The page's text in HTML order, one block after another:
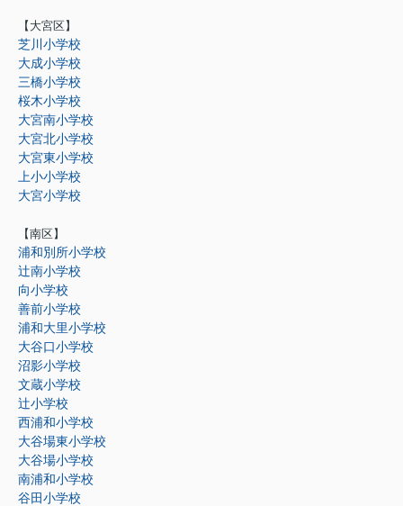
【大宮区】
芝川小学校
大成小学校
三橋小学校
桜木小学校
大宮南小学校
大宮北小学校
大宮東小学校
上小小学校
大宮小学校
【南区】
浦和別所小学校
辻南小学校
向小学校
善前小学校
浦和大里小学校
大谷口小学校
沼影小学校
文蔵小学校
辻小学校
西浦和小学校
大谷場東小学校
大谷場小学校
南浦和小学校
谷田小学校